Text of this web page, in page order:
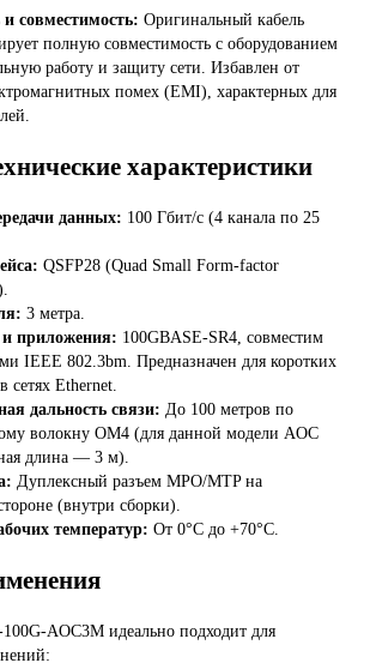
совместимость: Оригинальный кабель
полную совместимость с оборудованием
работу и защиту сети. Избавлен от
помех (EMI), характерных для
характеристики
данных: 100 Гбит/с (4 канала по 25
QSFP28 (Quad Small Form-factor
3 метра.
приложения: 100GBASE-SR4, совместим
IEEE 802.3bm. Предназначен для коротких
сетях Ethernet.
дальность связи: До 100 метров по
волокну OM4 (для данной модели AOC
длина — 3 м).
Дуплексный разъем MPO/MTP на
(внутри сборки).
температур: От 0°C до +70°C.
AOC3M идеально подходит для